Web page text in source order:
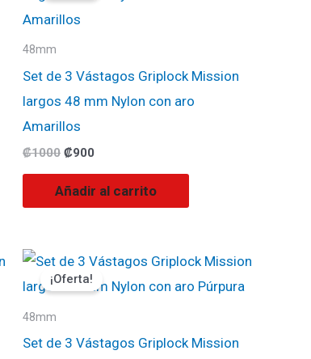
48mm
Set de 3 Vástagos Griplock Mission
largos 48 mm Nylon con aro
Amarillos
₡1000
₡1000.
₡900
Añadir al carrito
¡Oferta!
48mm
Set de 3 Vástagos Griplock Mission
El
precio
original
El
precio
actual